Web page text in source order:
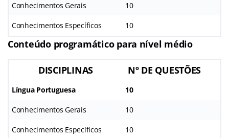
Conhecimentos Gerais 10
Conhecimentos Específicos 10
Conteúdo programático para nível médio
DISCIPLINAS Nº DE QUESTÕES
Língua Portuguesa 10
Conhecimentos Gerais 10
Conhecimentos Específicos 10